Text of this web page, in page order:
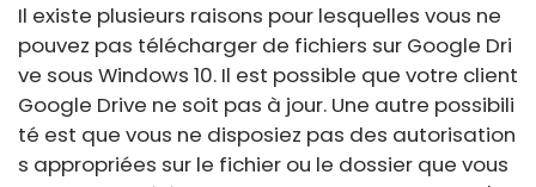
Il existe plusieurs raisons pour lesquelles vous ne
pouvez pas télécharger de fichiers sur Google Dri
ve sous Windows 10. Il est possible que votre client
Google Drive ne soit pas à jour. Une autre possibili
té est que vous ne disposiez pas des autorisation
s appropriées sur le fichier ou le dossier que vous